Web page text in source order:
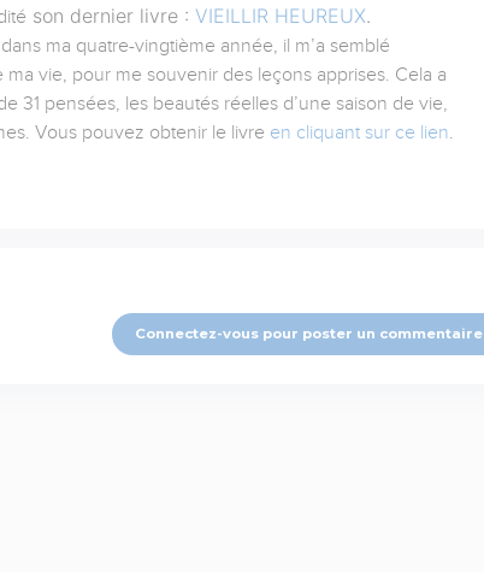
son dernier livre : VIEILLIR HEUREUX.
ma quatre-vingtième année, il m’a semblé
vie, pour me souvenir des leçons apprises. Cela a
31 pensées, les beautés réelles d’une saison de vie,
Vous pouvez obtenir le livre en cliquant sur ce lien.
Connectez-vous pour poster un commentaire